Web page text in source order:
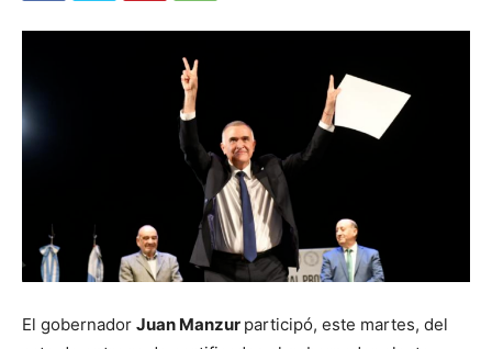
El gobernador Juan Manzur participó, este martes, del